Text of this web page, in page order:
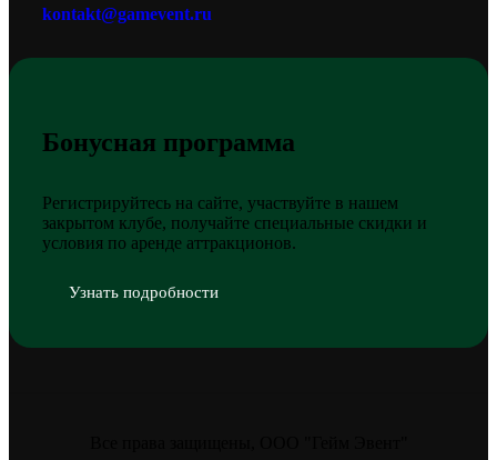
kontakt@gamevent.ru
Бонусная программа
Регистрируйтесь на сайте, участвуйте в нашем
закрытом клубе, получайте специальные скидки и
условия по аренде аттракционов.
Узнать подробности